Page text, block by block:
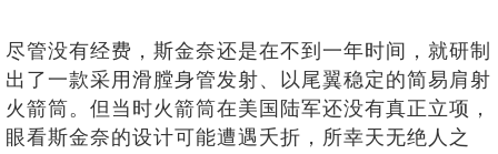
尽管没有经费，斯金奈还是在不到一年时间，就研制
出了一款采用滑膛身管发射、以尾翼稳定的简易肩射
火箭筒。但当时火箭筒在美国陆军还没有真正立项，
眼看斯金奈的设计可能遭遇夭折，所幸天无绝人之